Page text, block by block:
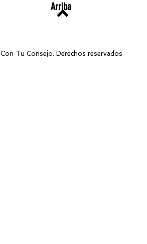
Arriba
Con Tu Consejo. Derechos reservados